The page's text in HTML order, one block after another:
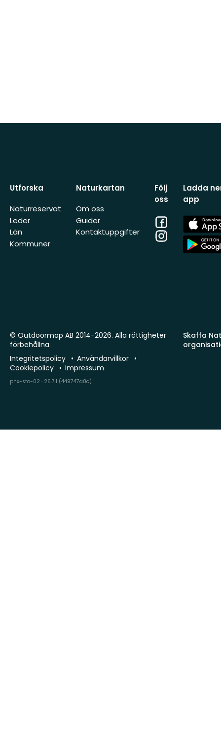
Utforska
Naturreservat
Leder
Län
Kommuner
Naturkartan
Om oss
Guider
Kontaktuppgifter
Följ
oss
Facebook
Instagram
Ladda
app
App
Store
App
Store
Skaffa
© Outdoormap AB 2014-2026. Alla rättigheter
förbehållna.
Integritetspolicy
Användarvillkor
Cookiepolicy
Impressum
phx-sto-02 · 26.7.1 (449747a8c)